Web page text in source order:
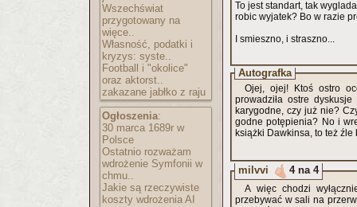
Wszechświat
przygotowany na
więce..
Własność, podatki i
kryzys: syste..
Football i "okolice"
oraz aktorst..
zakazane jabłko z raju
Ogłoszenia:
30 marca 1689r w
Polsce
Ostatnio rozważam
wdrożenie Symfonii w
chmu..
Jakie są rzeczywiste
koszty wdrożenia AI
To jest standart, tak
robic wyjatek? Bo w razie
I smieszno, i straszno...
Autografka
Ojej, ojej! Ktoś ostro
prowadziła ostre
karygodne, czy już nie?
godne potępienia? No i
książki Dawkinsa, to też
milvvi 4 na 4
A więc chodzi
przebywać w sali na